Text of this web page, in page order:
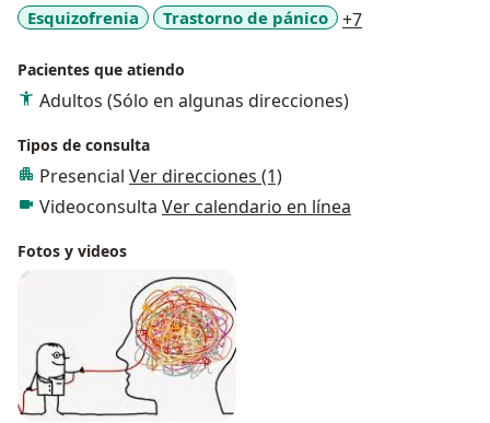
Esquizofrenia
Trastorno de pánico +7
Pacientes que atiendo
Adultos (Sólo en algunas direcciones)
Tipos de consulta
Presencial Ver direcciones (1)
Videoconsulta Ver calendario en línea
Fotos y videos